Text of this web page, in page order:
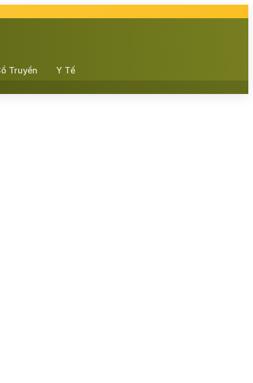
Truyền Y Tế